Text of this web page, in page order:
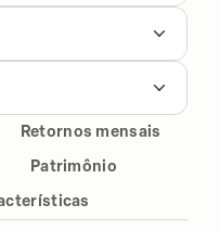
Retornos mensais
Patrimônio